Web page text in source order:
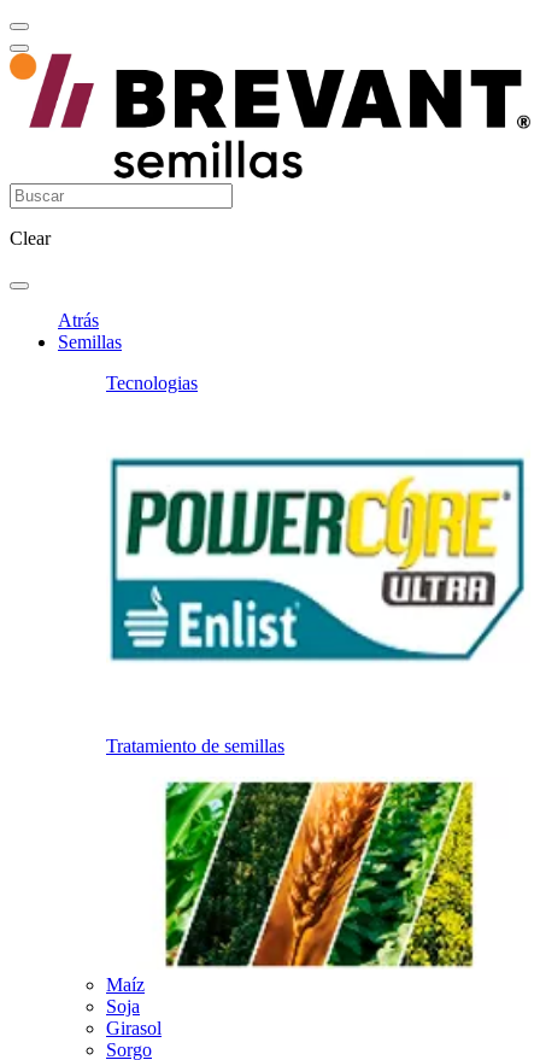
Clear
Atrás
Semillas
Tecnologias
Tratamiento de semillas
Maíz
Soja
Girasol
Sorgo